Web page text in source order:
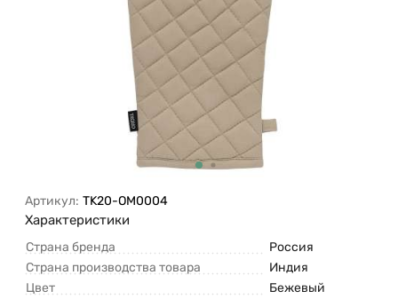
Артикул: TK20-OM0004
Характеристики
Страна бренда
Россия
Страна производства товара
Индия
Цвет
Бежевый